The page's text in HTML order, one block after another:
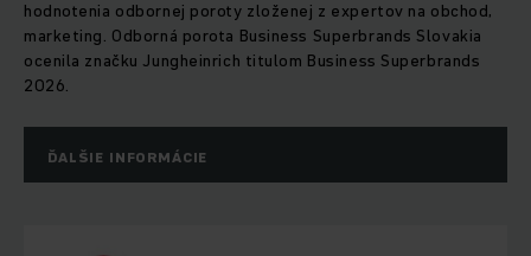
hodnotenia odbornej poroty zloženej z expertov na obchod,
marketing. Odborná porota Business Superbrands Slovakia
ocenila značku Jungheinrich titulom Business Superbrands
2026.
ĎALŠIE INFORMÁCIE